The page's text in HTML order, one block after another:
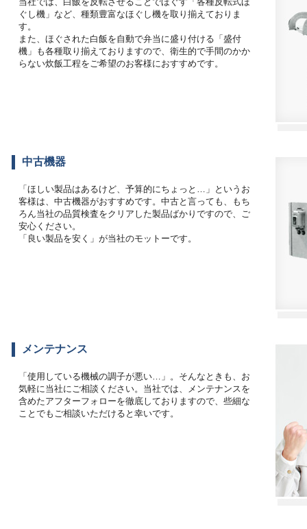
ぐし機」など、種類豊富なほぐし機を取り揃えておりま
す。
また、ほぐされた白飯を自動で弁当に盛り付ける「盛付
機」も各種取り揃えておりますので、衛生的で手間のかか
らない炊飯工程をご希望のお客様におすすめです。
中古機器
「ほしい製品はあるけど、予算的にちょっと…」というお
客様は、中古機器がおすすめです。中古と言っても、もち
ろん当社の品質検査をクリアした製品ばかりですので、ご
安心ください。
「良い製品を安く」が当社のモットーです。
メンテナンス
「使用している機械の調子が悪い…」。そんなときも、お
気軽に当社にご相談ください。当社では、メンテナンスを
含めたアフターフォローを徹底しておりますので、些細な
ことでもご相談いただけると幸いです。